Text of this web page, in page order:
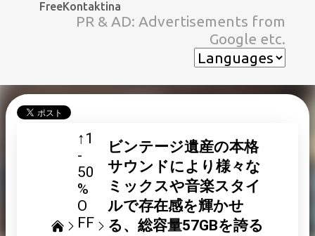
スキップしてメイン コンテンツに移動
FreeKontaktina
PR & AD: Advertisements from
Google etc.
↑1
-
50
%
O
FF
ビンテージ遺産の本格
サウンドにより様々な
ミックスや音楽スタイ
ルで存在感を輝かせ
る、総容量57GBを誇る